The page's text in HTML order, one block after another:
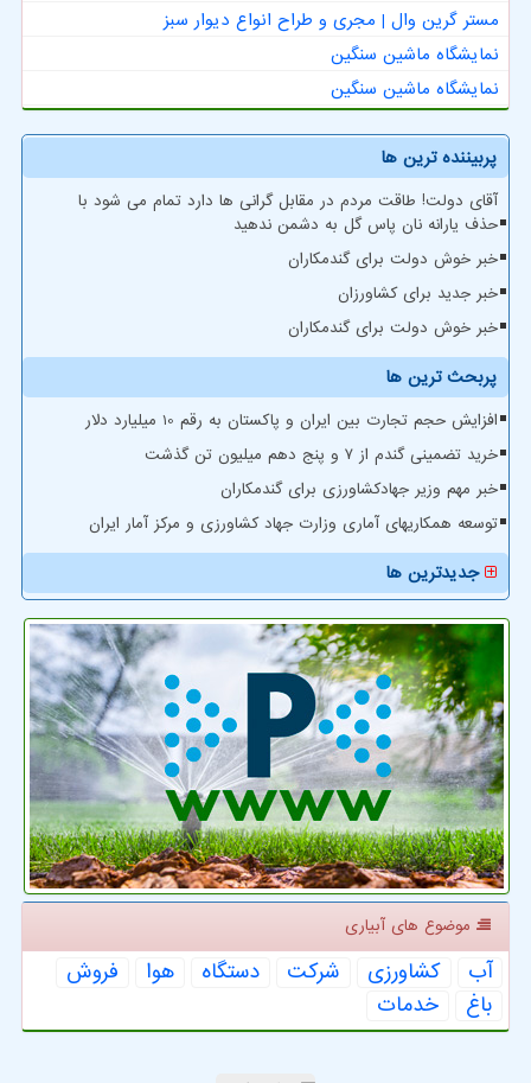
مستر گرین وال | مجری و طراح انواع دیوار سبز
نمایشگاه ماشین سنگین
نمایشگاه ماشین سنگین
پربیننده ترین ها
آقای دولت! طاقت مردم در مقابل گرانی ها دارد تمام می شود با
حذف یارانه نان پاس گل به دشمن ندهید
خبر خوش دولت برای گندمکاران
خبر جدید برای کشاورزان
خبر خوش دولت برای گندمکاران
پربحث ترین ها
افزایش حجم تجارت بین ایران و پاکستان به رقم 10 میلیارد دلار
خرید تضمینی گندم از ۷ و پنج دهم میلیون تن گذشت
خبر مهم وزیر جهادکشاورزی برای گندمکاران
توسعه همکاریهای آماری وزارت جهاد کشاورزی و مرکز آمار ایران
جدیدترین ها
موضوع های آبیاری
آب كشاورزی شركت دستگاه هوا
فروش
باغ
خدمات